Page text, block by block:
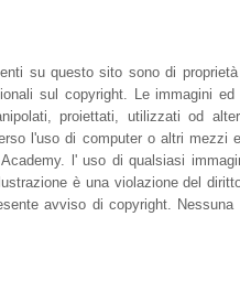
su questo sito sono di
sul copyright. Le immagini
proiettati, utilizzati od
l'uso di computer o altri mezzi
l' uso di qualsiasi
è una violazione del
avviso di copyright.